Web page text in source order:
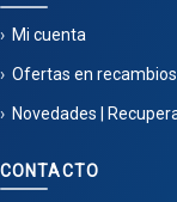
Mi cuenta
Ofertas en
Novedades |
CONTACTO